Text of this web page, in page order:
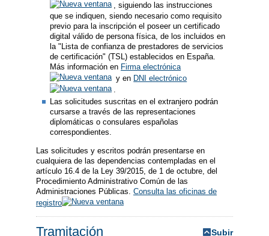
, siguiendo las instrucciones
que se indiquen, siendo necesario como requisito
previo para la inscripción el poseer un certificado
digital válido de persona física, de los incluidos en
la "Lista de confianza de prestadores de servicios
de certificación" (TSL) establecidos en España.
Más información en Firma electrónica
y en DNI electrónico
.
Las solicitudes suscritas en el extranjero podrán
cursarse a través de las representaciones
diplomáticas o consulares españolas
correspondientes.
Las solicitudes y escritos podrán presentarse en
cualquiera de las dependencias contempladas en el
artículo 16.4 de la Ley 39/2015, de 1 de octubre, del
Procedimiento Administrativo Común de las
Administraciones Públicas. Consulta las oficinas de
registro
Tramitación Subir